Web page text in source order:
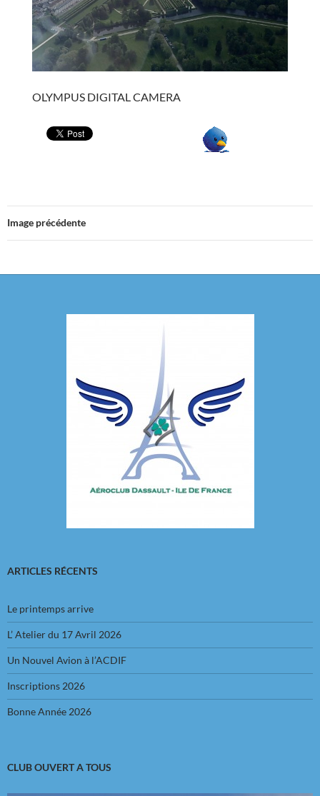
OLYMPUS DIGITAL CAMERA
Image précédente
ARTICLES RÉCENTS
Le printemps arrive
L’ Atelier du 17 Avril 2026
Un Nouvel Avion à l’ACDIF
Inscriptions 2026
Bonne Année 2026
CLUB OUVERT A TOUS